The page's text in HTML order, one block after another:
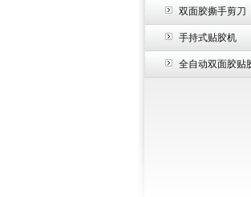
双面胶撕手剪刀
手持式贴胶机
全自动双面胶贴